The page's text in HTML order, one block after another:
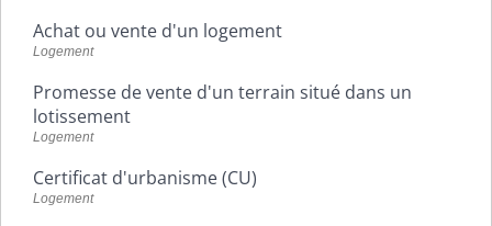
Achat ou vente d'un logement
Logement
Promesse de vente d'un terrain situé dans un
lotissement
Logement
Certificat d'urbanisme (CU)
Logement